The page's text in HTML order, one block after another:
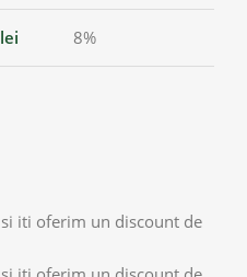
lei 8%
iti oferim un discount de